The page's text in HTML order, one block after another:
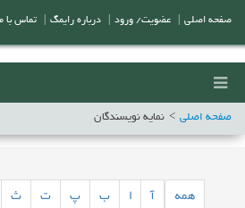
صفحه اصلی نمایه نویسندگان
همه ب پ ت ث
صفحه اصلی عضویت/ ورود درباره رایمگ تماس با ما